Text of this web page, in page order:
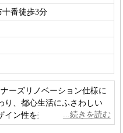
番徒歩3分
ーズリノベーション仕様に
り、都心生活にふさわしい
イン性を兼ね備えた、資産